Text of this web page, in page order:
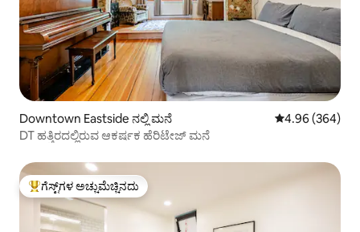
Downtown Eastside ನಲ್ಲಿ ಮನೆ 5 ರಲ್ಲಿ 4.96
4.96 (364)
DT ಹತ್ತಿರದಲ್ಲಿರುವ ಆಕರ್ಷಕ ಹೆರಿಟೇಜ್ ಮನೆ
ಗೆಸ್ಟ್‌ಗಳಿಗೆ ಅತಿ ಹೆಚ್ಚು ಅಚ್ಚುಮೆಚ್ಚಿನದು
ಗೆಸ್ಟ್‌ಗಳ ಅಚ್ಚುಮೆಚ್ಚಿನದು